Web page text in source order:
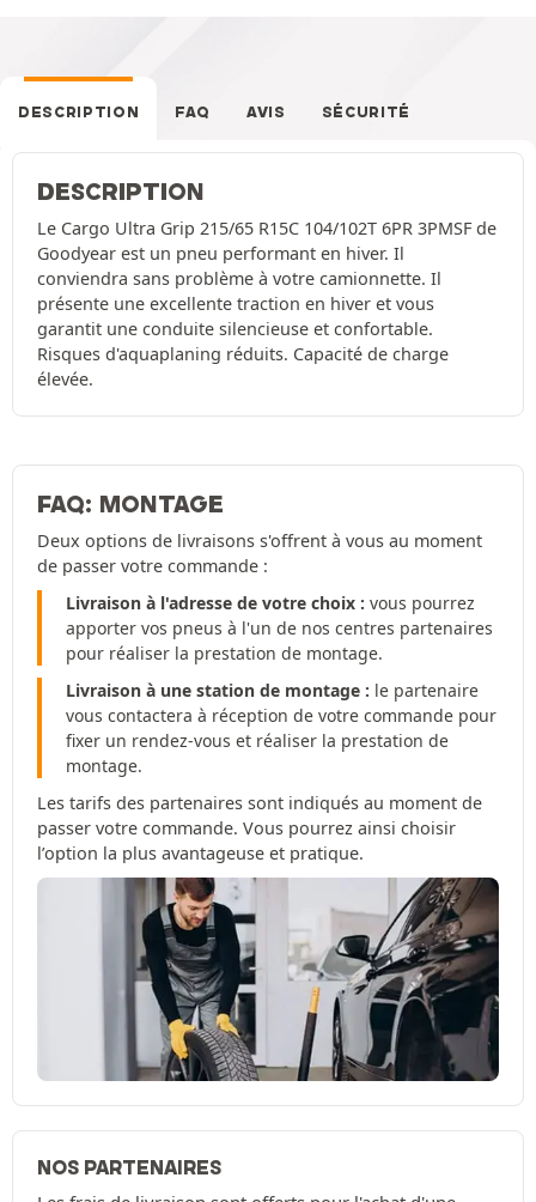
DESCRIPTION FAQ AVIS SÉCURITÉ
DESCRIPTION
Le Cargo Ultra Grip 215/65 R15C 104/102T 6PR 3PMSF de
Goodyear est un pneu performant en hiver. Il
conviendra sans problème à votre camionnette. Il
présente une excellente traction en hiver et vous
garantit une conduite silencieuse et confortable.
Risques d'aquaplaning réduits. Capacité de charge
élevée.
FAQ: MONTAGE
Deux options de livraisons s'offrent à vous au moment
de passer votre commande :
Livraison à l'adresse de votre choix : vous pourrez
apporter vos pneus à l'un de nos centres partenaires
pour réaliser la prestation de montage.
Livraison à une station de montage : le partenaire
vous contactera à réception de votre commande pour
fixer un rendez-vous et réaliser la prestation de
montage.
Les tarifs des partenaires sont indiqués au moment de
passer votre commande. Vous pourrez ainsi choisir
l’option la plus avantageuse et pratique.
NOS PARTENAIRES